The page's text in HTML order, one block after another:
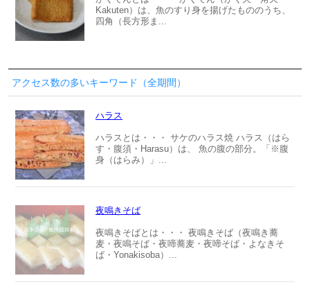
Kakuten）は、魚のすり身を揚げたもののうち、
四角（長方形ま...
アクセス数の多いキーワード（全期間）
ハラス
ハラスとは・・・ サケのハラス焼 ハラス（はら
す・腹須・Harasu）は、 魚の腹の部分。「※腹
身（はらみ）」...
夜鳴きそば
夜鳴きそばとは・・・ 夜鳴きそば（夜鳴き蕎
麦・夜鳴そば・夜啼蕎麦・夜啼そば・よなきそ
ば・Yonakisoba）...